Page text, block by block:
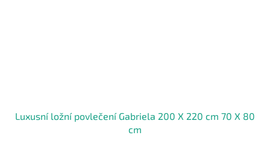
Luxusní ložní povlečení Gabriela 200 X 220 cm 70 X 80
cm